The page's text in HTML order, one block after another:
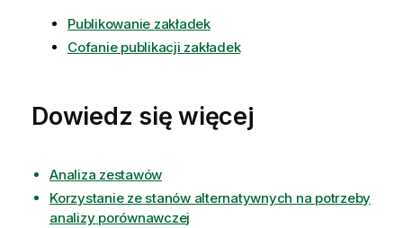
Publikowanie zakładek
Cofanie publikacji zakładek
Dowiedz się więcej
Analiza zestawów
Korzystanie ze stanów alternatywnych na potrzeby
analizy porównawczej